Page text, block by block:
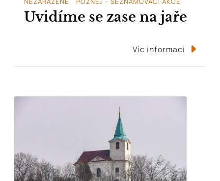
Uvidíme se zase na jaře
Víc informací